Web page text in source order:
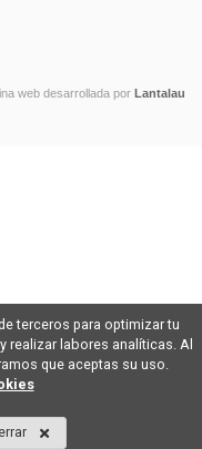
web desarrollada por Lantalau
terceros para optimizar tu
realizar labores analíticas. Al
que aceptas su uso.